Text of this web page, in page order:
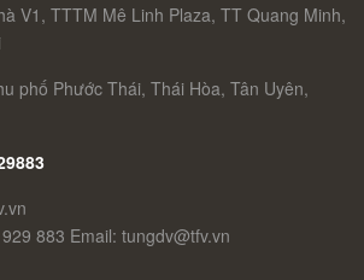
V1, TTTM Mê Linh Plaza, TT Quang Minh,
phố Phước Thái, Thái Hòa, Tân Uyên,
883 Email: tungdv@tfv.vn